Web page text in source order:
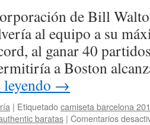
de Bill
al equipo a su
al ganar 40
a Boston
→
| Etiquetadocamiseta barcelona
baratas | Comentarios